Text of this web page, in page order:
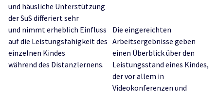
und häusliche Unterstützung
der SuS differiert sehr
und nimmt erheblich Einfluss
auf die Leistungsfähigkeit des
einzelnen Kindes
während des Distanzlernens.
Die eingereichten
Arbeitsergebnisse geben
einen Überblick über den
Leistungsstand eines Kindes,
der vor allem in
Videokonferenzen und